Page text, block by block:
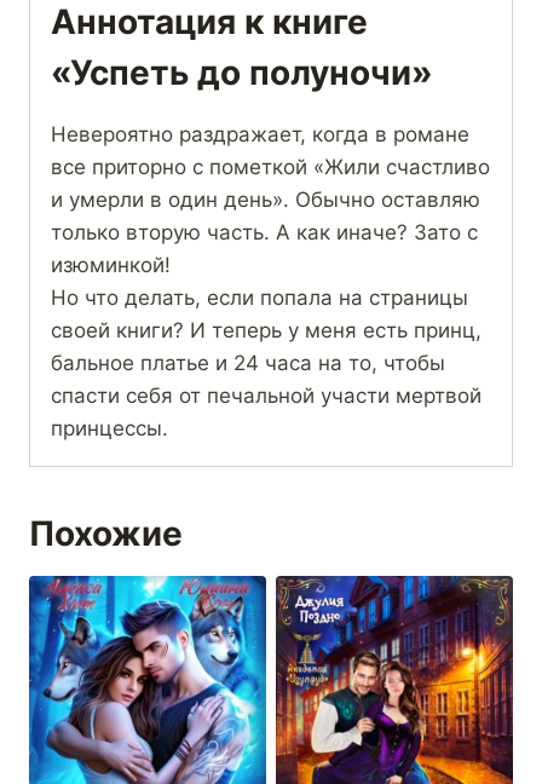
Аннотация к книге
«Успеть до полуночи»
Невероятно раздражает, когда в романе
все приторно с пометкой «Жили счастливо
и умерли в один день». Обычно оставляю
только вторую часть. А как иначе? Зато с
изюминкой!
Но что делать, если попала на страницы
своей книги? И теперь у меня есть принц,
бальное платье и 24 часа на то, чтобы
спасти себя от печальной участи мертвой
принцессы.
Похожие